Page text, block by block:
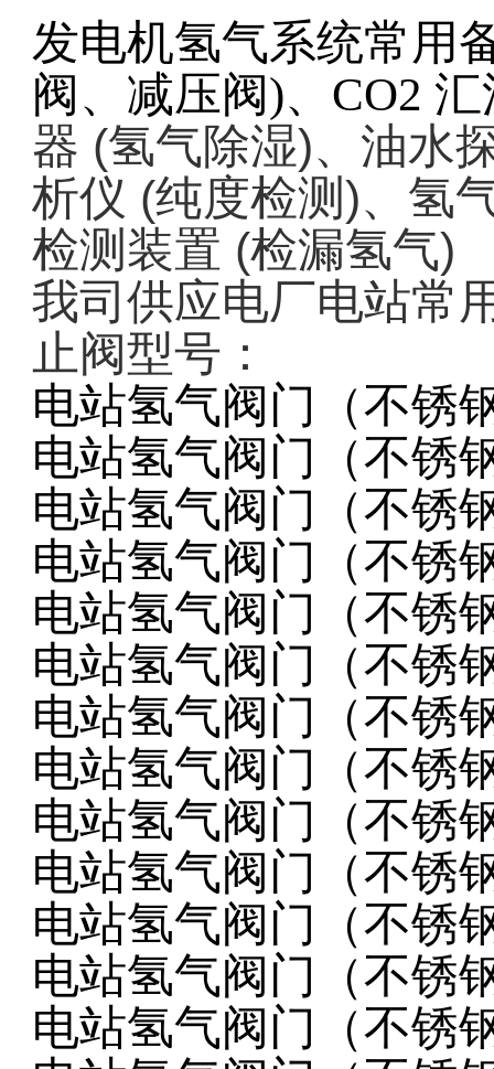
发电机氢气系统常用
阀、减压阀)、 CO2汇
器 (氢气除湿)、油水
析仪 (纯度检测)、氢
检测装置 (检漏氢气)
我司供应电厂电站常
止阀型号：
电站氢气阀门（不锈
电站氢气阀门（不锈
电站氢气阀门（不锈
电站氢气阀门（不锈
电站氢气阀门（不锈
电站氢气阀门（不锈
电站氢气阀门（不锈
电站氢气阀门（不锈
电站氢气阀门（不锈
电站氢气阀门（不锈
电站氢气阀门（不锈
电站氢气阀门（不锈
电站氢气阀门（不锈